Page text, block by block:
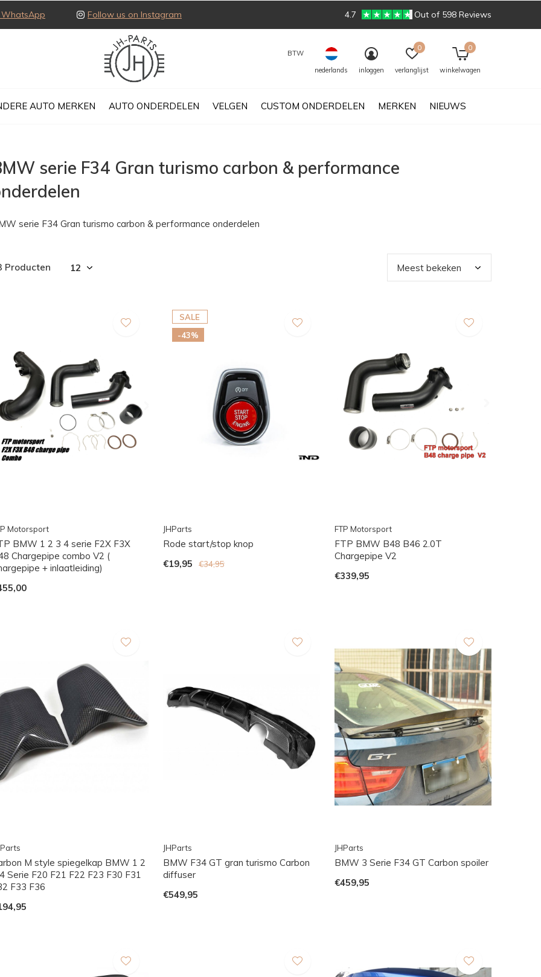
AUTO MERKEN AUTO ONDERDELEN VELGEN CUSTOM ONDERDELEN MERKEN NIEUWS
BTW
nederlands
inloggen verlanglijst
0
winkelwagen
0
Follow us on Instagram 4.7 Out of 598 Reviews
serie F34 Gran turismo carbon & performance
serie F34 Gran turismo carbon & performance onderdelen
Producten
Motorsport
BMW 1 2 3 4 serie F2X F3X
Chargepipe combo V2 (
+ inlaatleiding)
SALE
-43%
JHParts
Rode start/stop knop
€19,95
€34,95
FTP Motorsport
FTP BMW B48 B46 2.0T
Chargepipe V2
€339,95
M style spiegelkap BMW 1 2
Serie F20 F21 F22 F23 F30 F31
F33 F36
JHParts
BMW F34 GT gran turismo Carbon
diffuser
€549,95
JHParts
BMW 3 Serie F34 GT Carbon spoiler
€459,95